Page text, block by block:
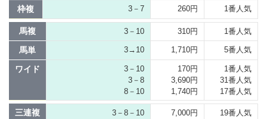
枠複 3－7 260円 1番人気
馬複 3－10 310円 1番人気
馬単 3→10 1,710円 5番人気
ワイド
3－10
3－8
8－10
170円
3,690円
1,740円
1番人気
31番人気
17番人気
三連複 3－8－10 7,000円 19番人気